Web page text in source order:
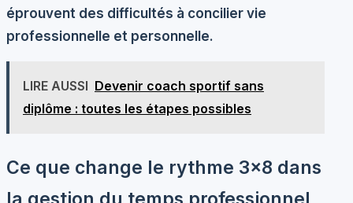
éprouvent des difficultés à concilier vie
professionnelle et personnelle.
LIRE AUSSI Devenir coach sportif sans
diplôme : toutes les étapes possibles
Ce que change le rythme 3×8 dans